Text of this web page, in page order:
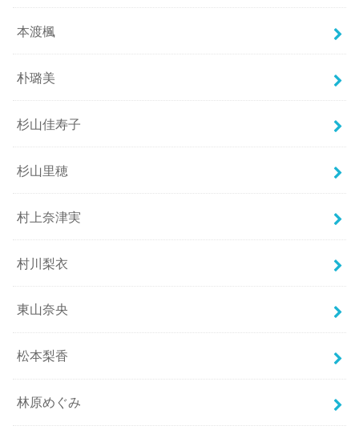
本渡楓
朴璐美
杉山佳寿子
杉山里穂
村上奈津実
村川梨衣
東山奈央
松本梨香
林原めぐみ